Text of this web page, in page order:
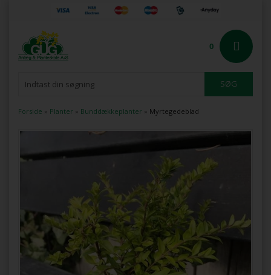
0
Forside » Planter » Bunddækkeplanter » Myrtegedeblad